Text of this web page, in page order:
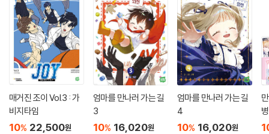
〈핑크레이디 클래식〉 단행본의 특징
단행본으로 출간된 〈핑크레이디 클래식 2〉에는 웹에서는 볼 수 없었던 추
가 에피소드가 수록되어있다. 겨울과 현석은 시간과 공간을 넘나들며 미술
사 여행을 하기 때문에 독자들은 명화들의 시간적 순서를 제대로 파악하기
가 힘들 수 있다. 독자들의 혼란을 줄여주고자 지금까지의 여정을 순차적
으로 정리한 ‘겨울이와 현석이의 뒤죽박죽 미술사 정리’를 보너스 트랙으
로 수록하였다. 각 여정마다 만났던 화가들의 작품들도 간단한 설명과 함
께 정리하였다. 또한 매 페이지 하단에는 상황에 맞는 독자들의 인터넷 댓
매거진 조이 Vol.3 : 가
비지타임
10% 22,500원
엄마를 만나러 가는 길
3
10% 16,020원
엄마를 만나러 가는 길
4
10% 16,020원